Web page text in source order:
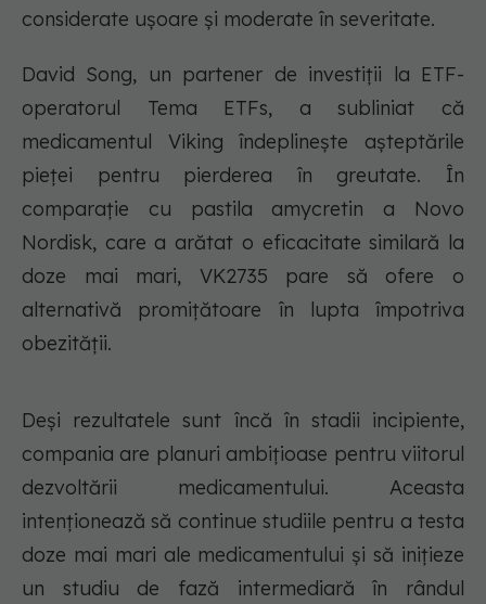
considerate ușoare și moderate în severitate.
David Song, un partener de investiții la ETF-
operatorul Tema ETFs, a subliniat că
medicamentul Viking îndeplinește așteptările
pieței pentru pierderea în greutate. În
comparație cu pastila amycretin a Novo
Nordisk, care a arătat o eficacitate similară la
doze mai mari, VK2735 pare să ofere o
alternativă promițătoare în lupta împotriva
obezității.
Deși rezultatele sunt încă în stadii incipiente,
compania are planuri ambițioase pentru viitorul
dezvoltării medicamentului. Aceasta
intenționează să continue studiile pentru a testa
doze mai mari ale medicamentului și să inițieze
un studiu de fază intermediară în rândul